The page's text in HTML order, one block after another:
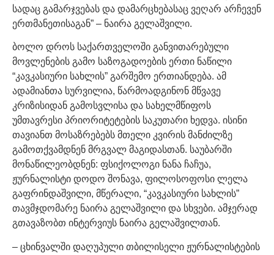
სადაც გამარჯვებას და დამარცხებასაც ვეღარ არჩევენ
ერთმანეთისაგან” – ნაირა გელაშვილი.
ბოლო დროს საქართველოში განვითარებული
მოვლენების გამო საზოგადოების ერთი ნაწილი
“კავკასიური სახლის” გარშემო ერთიანდება. ამ
ადამიანთა სურვილია, წარმოადგინონ მწვავე
კრიზისიდან გამოსვლისა და სახელმწიფოს
უმთავრესი პრიორიტეტების საკუთარი ხედვა. ისინი
თავიანთ მოსაზრებებს მთელი კვირის მანძილზე
გამოთქვამდნენ მრგვალ მაგიდასთან. საუბარში
მონაწილეობდნენ: ფსიქოლოგი ნანა ჩაჩუა,
ჟურნალისტი დოდო შონავა, ფილოსოფოსი ლელა
გაფრინდაშვილი, მწერალი, “კავკასიური სახლის”
თავმჯდომარე ნაირა გელაშვილი და სხვები. ამჯერად
გთავაზობთ ინტერვიუს ნაირა გელაშვილთან.
– ცხინვალში დაღუპული თბილისელი ჟურნალისტების